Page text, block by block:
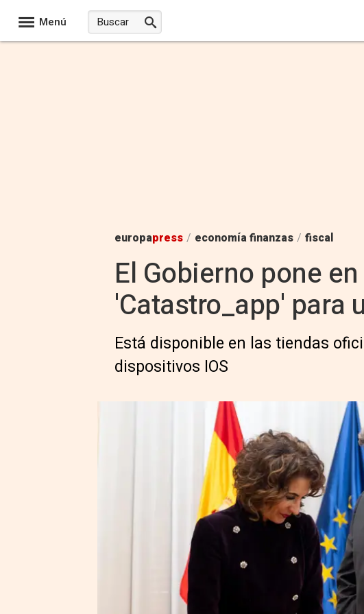
Menú
europapress / economía finanzas / fiscal
El Gobierno pone
'Catastro_app' para
Está disponible en las tiendas
dispositivos IOS